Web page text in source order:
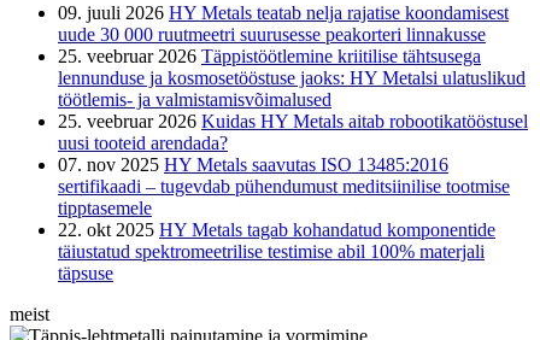
09. juuli 2026 HY Metals teatab nelja rajatise koondamisest
uude 30 000 ruutmeetri suurusesse peakorteri linnakusse
25. veebruar 2026 Täppistöötlemine kriitilise tähtsusega
lennunduse ja kosmosetööstuse jaoks: HY Metalsi ulatuslikud
töötlemis- ja valmistamisvõimalused
25. veebruar 2026 Kuidas HY Metals aitab robootikatööstusel
uusi tooteid arendada?
07. nov 2025 HY Metals saavutas ISO 13485:2016
sertifikaadi – tugevdab pühendumust meditsiinilise tootmise
tipptasemele
22. okt 2025 HY Metals tagab kohandatud komponentide
täiustatud spektromeetrilise testimise abil 100% materjali
täpsuse
meist